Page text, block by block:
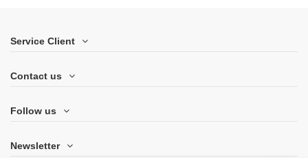
Service Client
Contact us
Follow us
Newsletter